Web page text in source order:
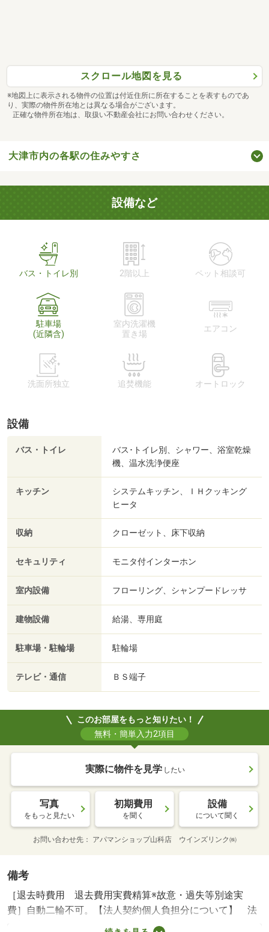
スクロール地図を見る
※地図上に表示される物件の位置は付近住所に所在することを表すものであ
り、実際の物件所在地とは異なる場合がございます。
正確な物件所在地は、取扱い不動産会社にお問い合わせください。
大津市内の各駅の住みやすさ
設備など
バス・トイレ別 2階以上 ペット相談可
駐車場
(近隣含)
室内洗濯機
置き場
エアコン
洗面所独立 追焚機能 オートロック
設備
バス・トイレ
バス･トイレ別、シャワー、浴室乾燥
機、温水洗浄便座
キッチン
システムキッチン、ＩＨクッキング
ヒータ
収納 クローゼット、床下収納
セキュリティ モニタ付インターホン
室内設備 フローリング、シャンプードレッサ
建物設備 給湯、専用庭
駐車場・駐輪場 駐輪場
テレビ・通信 ＢＳ端子
このお部屋をもっと知りたい！
無料・簡単入力2項目
実際に物件を見学 したい
写真
をもっと見たい
初期費用
を聞く
設備
について聞く
お問い合わせ先 アパマンショップ山科店 ウインズリンク㈱
備考
［退去時費用 退去費用実費精算※故意・過失等別途実
費］自動二輪不可。【法人契約個人負担分について】 法
人契約とする場合、個人負担分の支払い方法は原則 「カ